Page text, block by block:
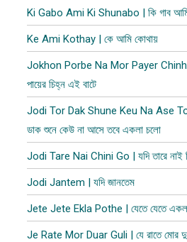
Ki Gabo Ami Ki Shunabo | কি গাব আমি
Ke Ami Kothay | কে আমি কোথায়
Jokhon Porbe Na Mor Payer
পায়ের চিহ্ন এই বাটে
Jodi Tor Dak Shune Keu Na Ase
ডাক শুনে কেউ না আসে তবে একলা চলো
Jodi Tare Nai Chini Go | যদি তারে নাই
Jodi Jantem | যদি জানতেম
Jete Jete Ekla Pothe | যেতে যেতে
Je Rate Mor Duar Guli | যে রাতে মোর